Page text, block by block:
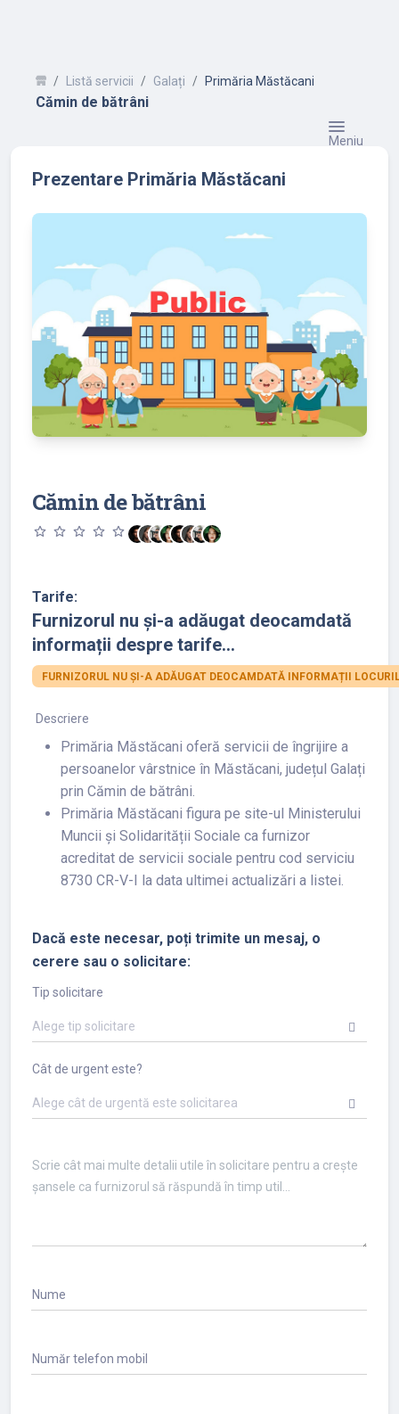
Listă servicii Galați Primăria Măstăcani
Cămin de bătrâni
Meniu
Prezentare Primăria Măstăcani
Cămin de bătrâni
star_outline star_outline star_outline star_outline star_outline
Tarife:
Furnizorul nu și-a adăugat deocamdată
informații despre tarife...
FURNIZORUL NU ȘI-A ADĂUGAT DEOCAMDATĂ INFORMAȚII
Descriere
Primăria Măstăcani oferă servicii de îngrijire a
persoanelor vârstnice în Măstăcani, județul Galați
prin Cămin de bătrâni.
Primăria Măstăcani figura pe site-ul Ministerului
Muncii și Solidarității Sociale ca furnizor
acreditat de servicii sociale pentru cod serviciu
8730 CR-V-I la data ultimei actualizări a listei.
Dacă este necesar, poți trimite un mesaj, o
cerere sau o solicitare:
Tip solicitare
Alege tip solicitare
Cât de urgent este?
Alege cât de urgentă este solicitarea
Nume
Număr telefon mobil